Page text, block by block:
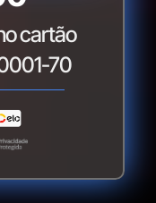
cartão
70